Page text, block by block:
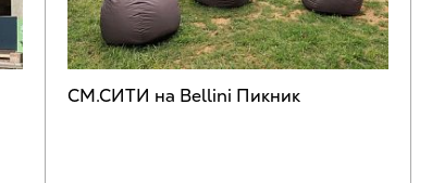
СМ.СИТИ на Bellini Пикник